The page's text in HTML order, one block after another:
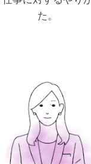
た。